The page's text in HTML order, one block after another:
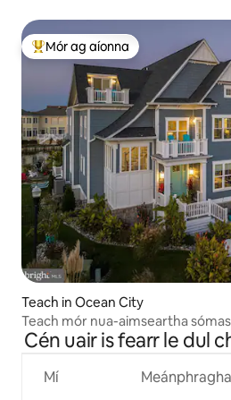
An-mhór ag aíonna
Mór ag aíonna
Teach in Ocean City
Teach mór nua-aimseartha
báire le linn snámha
Cén uair is fearr le dul
Mí